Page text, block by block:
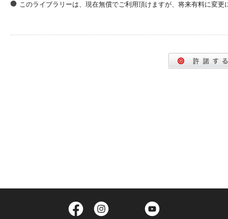
このライブラリーは、現在無償でご利用頂けますが、将来有料に変
Facebook Twitter